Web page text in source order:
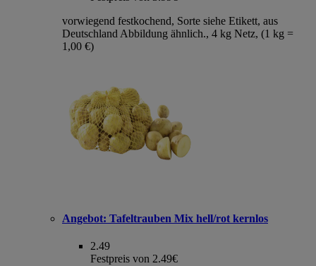
vorwiegend festkochend, Sorte siehe Etikett, aus
Deutschland Abbildung ähnlich., 4 kg Netz, (1 kg =
1,00 €)
Angebot: Tafeltrauben Mix hell/rot kernlos
2.49
Festpreis von 2.49€